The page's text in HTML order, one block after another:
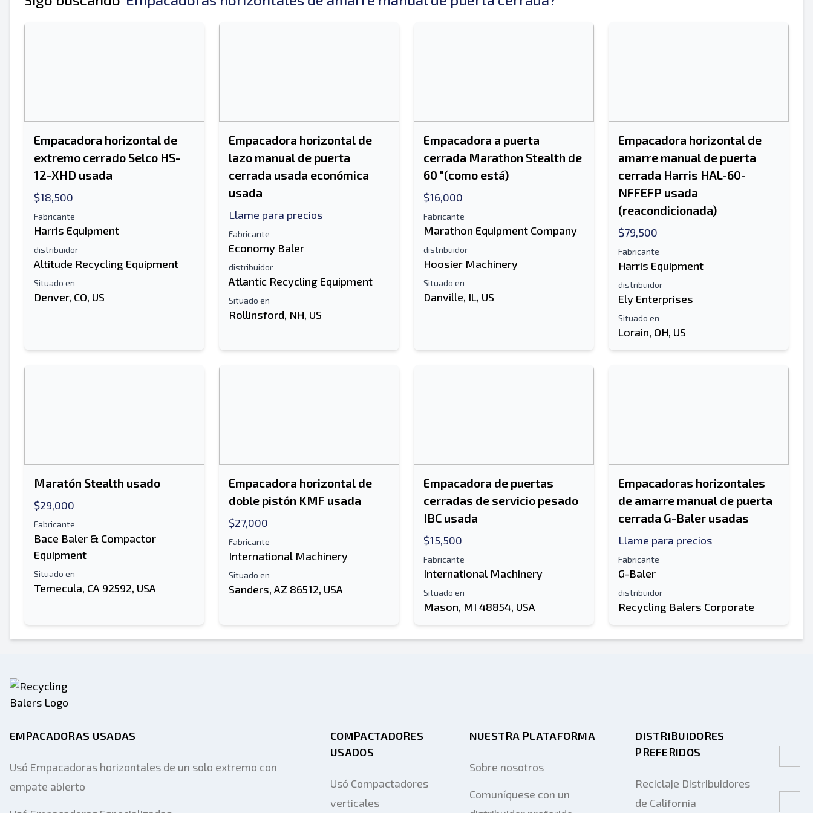
Empacadora horizontal de
extremo cerrado Selco HS-
12-XHD usada
$18,500
Fabricante
Harris Equipment
distribuidor
Altitude Recycling Equipment
Situado en
Denver, CO, US
Empacadora horizontal de
lazo manual de puerta
cerrada usada económica
usada
Llame para precios
Fabricante
Economy Baler
distribuidor
Atlantic Recycling Equipment
Situado en
Rollinsford, NH, US
Empacadora a puerta
cerrada Marathon Stealth de
60 "(como está)
$16,000
Fabricante
Marathon Equipment Company
distribuidor
Hoosier Machinery
Situado en
Danville, IL, US
Empacadora horizontal de
amarre manual de puerta
cerrada Harris HAL-60-
NFFEFP usada
(reacondicionada)
$79,500
Fabricante
Harris Equipment
distribuidor
Ely Enterprises
Situado en
Lorain, OH, US
Maratón Stealth usado
$29,000
Fabricante
Bace Baler & Compactor
Equipment
Situado en
Temecula, CA 92592, USA
Empacadora horizontal de
doble pistón KMF usada
$27,000
Fabricante
International Machinery
Situado en
Sanders, AZ 86512, USA
Empacadora de puertas
cerradas de servicio pesado
IBC usada
$15,500
Fabricante
International Machinery
Situado en
Mason, MI 48854, USA
Empacadoras horizontales
de amarre manual de puerta
cerrada G-Baler usadas
Llame para precios
Fabricante
G-Baler
distribuidor
Recycling Balers Corporate
EMPACADORAS USADAS
Usó Empacadoras horizontales de un solo extremo con
empate abierto
COMPACTADORES
USADOS
Usó Compactadores
verticales
NUESTRA PLATAFORMA
Sobre nosotros
Comuníquese con un
DISTRIBUIDORES
PREFERIDOS
Reciclaje Distribuidores
de California